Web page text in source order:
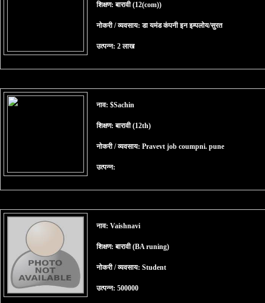
शिक्षण: बारावी (12(com))
नोकरी / व्यवसाय: डा यमंड कंपनी इन इम्पलोय/सुरत
उत्पन्न: 2 लाख
नाव: $Sachin
शिक्षण: बारावी (12th)
नोकरी / व्यवसाय: Pravevt job coumpni. pune
उत्पन्न:
नाव: Vaishnavi
शिक्षण: बारावी (BA runing)
नोकरी / व्यवसाय: Student
उत्पन्न: 500000